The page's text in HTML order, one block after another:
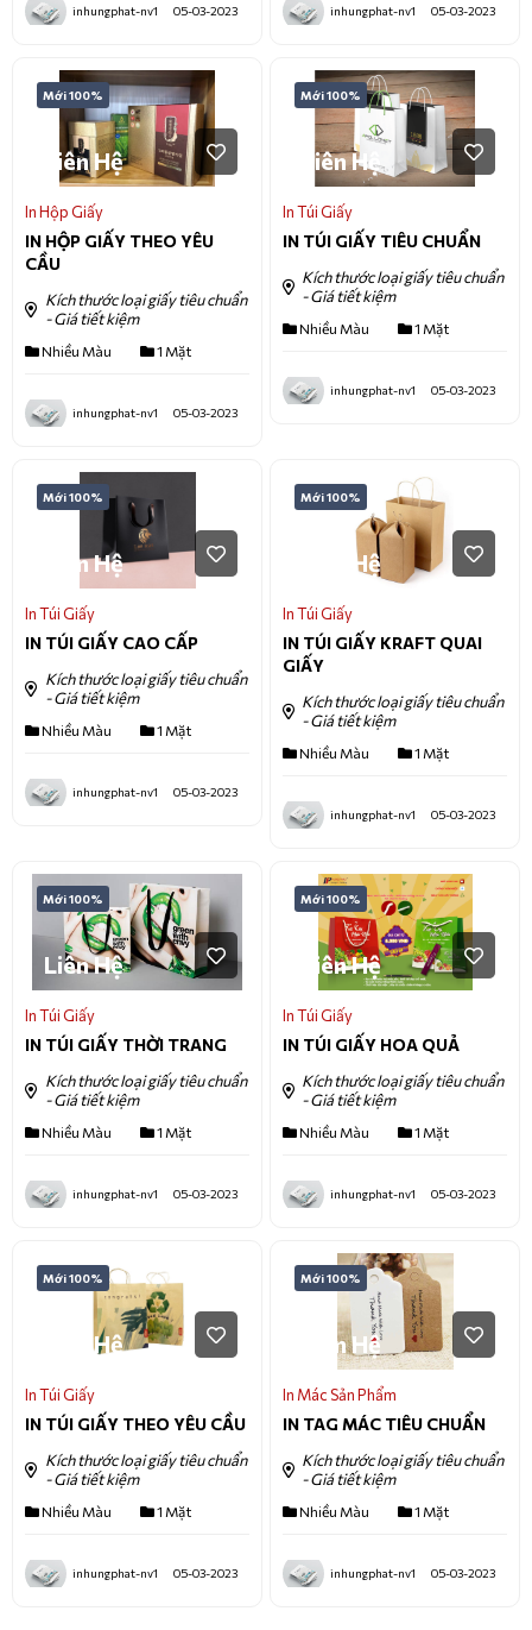
inhungphat-nv1 05-03-2023 inhungphat-nv1 05-03-2023
Mới 100%
Liên Hệ
In Hộp Giấy
IN HỘP GIẤY THEO YÊU
CẦU
Kích thước loại giấy tiêu chuẩn
- Giá tiết kiệm
Nhiều Màu 1 Mặt
inhungphat-nv1 05-03-2023
Mới 100%
Liên Hệ
In Túi Giấy
IN TÚI GIẤY TIÊU CHUẨN
Kích thước loại giấy tiêu chuẩn
- Giá tiết kiệm
Nhiều Màu 1 Mặt
inhungphat-nv1 05-03-2023
Mới 100%
Liên Hệ
In Túi Giấy
IN TÚI GIẤY CAO CẤP
Kích thước loại giấy tiêu chuẩn
- Giá tiết kiệm
Nhiều Màu 1 Mặt
inhungphat-nv1 05-03-2023
Mới 100%
Liên Hệ
In Túi Giấy
IN TÚI GIẤY KRAFT QUAI
GIẤY
Kích thước loại giấy tiêu chuẩn
- Giá tiết kiệm
Nhiều Màu 1 Mặt
inhungphat-nv1 05-03-2023
Mới 100%
Liên Hệ
In Túi Giấy
IN TÚI GIẤY THỜI TRANG
Kích thước loại giấy tiêu chuẩn
- Giá tiết kiệm
Nhiều Màu 1 Mặt
inhungphat-nv1 05-03-2023
Mới 100%
Liên Hệ
In Túi Giấy
IN TÚI GIẤY HOA QUẢ
Kích thước loại giấy tiêu chuẩn
- Giá tiết kiệm
Nhiều Màu 1 Mặt
inhungphat-nv1 05-03-2023
Mới 100%
Liên Hệ
In Túi Giấy
IN TÚI GIẤY THEO YÊU CẦU
Kích thước loại giấy tiêu chuẩn
- Giá tiết kiệm
Nhiều Màu 1 Mặt
inhungphat-nv1 05-03-2023
Mới 100%
Liên Hệ
In Mác Sản Phẩm
IN TAG MÁC TIÊU CHUẨN
Kích thước loại giấy tiêu chuẩn
- Giá tiết kiệm
Nhiều Màu 1 Mặt
inhungphat-nv1 05-03-2023